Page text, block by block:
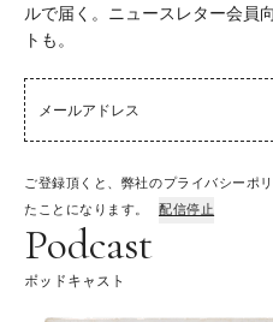
ルで届く。ニュースレター会員
トも。
ご登録頂くと、弊社のプライバシーポ
たことになります。
配信停止
Podcast
ポッドキャスト